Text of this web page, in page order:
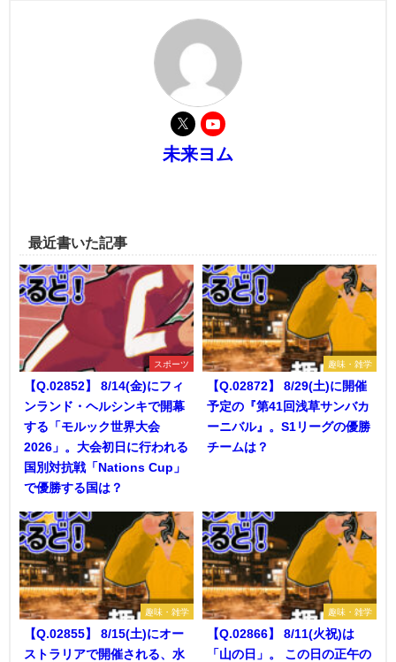
未来ヨム
最近書いた記事
スポーツ
【Q.02852】 8/14(金)にフィ
ンランド・ヘルシンキで開幕
する「モルック世界大会
2026」。大会初日に行われる
国別対抗戦「Nations Cup」
で優勝する国は？
趣味・雑学
【Q.02872】 8/29(土)に開催
予定の『第41回浅草サンバカ
ーニバル』。S1リーグの優勝
チームは？
趣味・雑学
【Q.02855】 8/15(土)にオー
ストラリアで開催される、水
趣味・雑学
【Q.02866】 8/11(火祝)は
「山の日」。 この日の正午の